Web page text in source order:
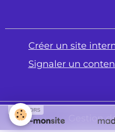
Créer un site
Signaler un
Gestion
SPONSORS